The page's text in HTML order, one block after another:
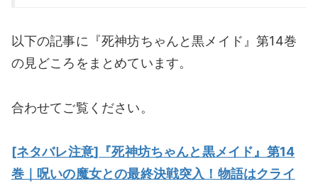
以下の記事に『死神坊ちゃんと黒メイド』第14巻
の見どころをまとめています。
合わせてご覧ください。
[ネタバレ注意]『死神坊ちゃんと黒メイド』第14
巻｜呪いの魔女との最終決戦突入！物語はクライ